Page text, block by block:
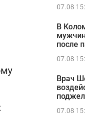
07.08
В
после
07.08
Врач
07.08